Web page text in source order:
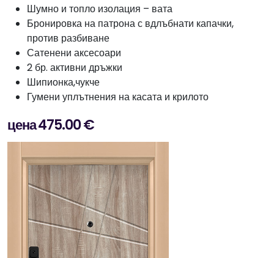
Шумно и топло изолация – вата
Бронировка на патрона с вдлъбнати капачки,
против разбиване
Сатенени аксесоари
2 бр. активни дръжки
Шипионка,чукче
Гумени уплътнения на касата и крилото
цена 475.00 €